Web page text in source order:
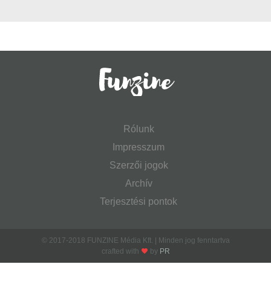
Rólunk
Impresszum
Szerzői jogok
Archív
Terjesztési pontok
© 2017-2018 FUNZINE Média Kft. | Minden jog fenntartva
crafted with
by PR